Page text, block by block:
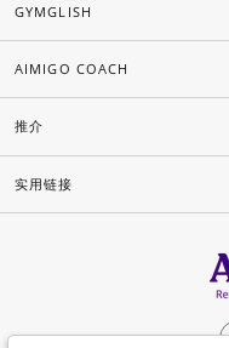
GYMGLISH
AIMIGO COACH
推介
实用链接